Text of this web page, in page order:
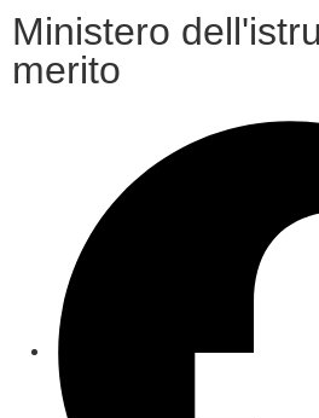
Ministero
merito